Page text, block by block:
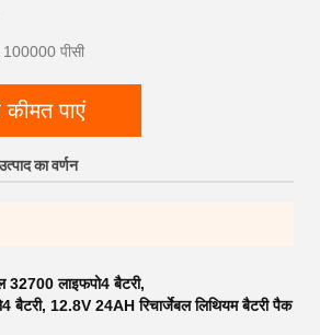
100000 पीसी
पाएं
का वर्णन
32700 लाइफपो4 बैटरी,
बैटरी, 12.8V 24AH रिचार्जेबल लिथियम बैटरी पैक